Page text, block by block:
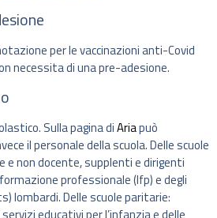
per le vaccinazioni anti-Covid
necessita di una pre-adesione.
Sulla pagina diAriapuò
il personale della scuola. Delle scuole
non docente, supplenti e dirigenti
professionale (Ifp) e degli
lombardi. Delle scuole paritarie:
educativi per l’infanzia e delle